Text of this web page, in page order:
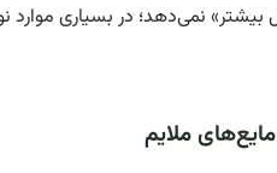
بیشتر» نمی‌دهد؛ در بسیاری موارد
ملایم